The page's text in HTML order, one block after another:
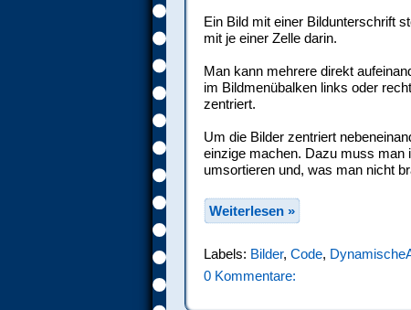
Ein Bild mit einer Bildunterschrift
mit je einer Zelle darin.
Man kann mehrere direkt
im Bildmenübalken links oder
zentriert.
Um die Bilder zentriert
einzige machen. Dazu muss man
umsortieren und, was man nicht
Weiterlesen »
Labels: Bilder, Code,
0 Kommentare: